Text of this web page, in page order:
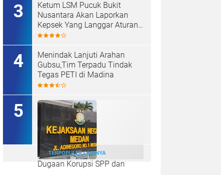
Ketum LSM Pucuk Bukit
Nusantara Akan Laporkan
Kepsek Yang Langgar Aturan
Menteri ke APH , Terkait Dana
Menindak Lanjuti Arahan
Gubsu,Tim Terpadu Tindak
Tegas PETI di Madina
Dugaan Korupsi SPP dan
TERPOPULER LAINNYA